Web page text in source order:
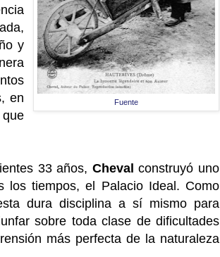
Fuente
y
en
33 años, Cheval construyó uno
los tiempos, el Palacio Ideal. Como
dura disciplina a sí mismo para
sobre toda clase de dificultades
más perfecta de la naturaleza